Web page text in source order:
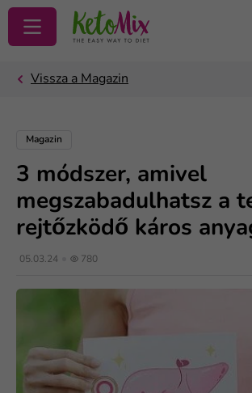
KERESÉS
Magazin
3 módszer, amivel
megszabadulhatsz a
rejtőzködő káros
05.03.24 780